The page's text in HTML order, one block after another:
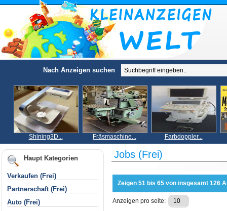
Nach Anzeigen suchen
Shining3D... Fräsmaschine... Farbdoppler...
Haupt Kategorien
Verkaufen (Frei)
Partnerschaft (Frei)
Auto (Frei)
Jobs (Frei)
Zeigen 51 bis 65 von insgesamt 126
Anzeigen pro seite: